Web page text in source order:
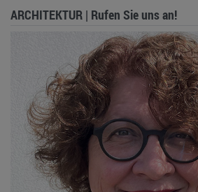
ARCHITEKTUR | Rufen Sie uns an!